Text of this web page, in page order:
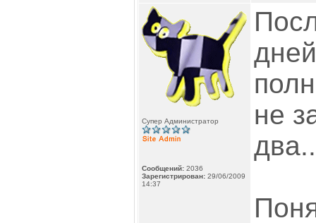
Супер Администратор
Сообщений: 2036
Зарегистрирован: 29/06/2009
14:37
не